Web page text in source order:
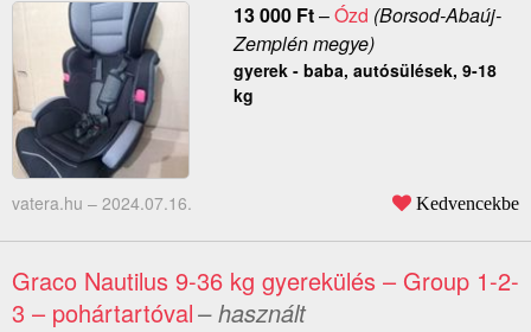
13 000 Ft–Ózd (Borsod-Abaúj-
Zemplén megye)
gyerek - baba, autósülések, 9-18
kg
vatera.hu – 2024.07.16. Kedvencekbe
Graco Nautilus 9-36 kg gyerekülés – Group 1-2-
3 – pohártartóval– használt